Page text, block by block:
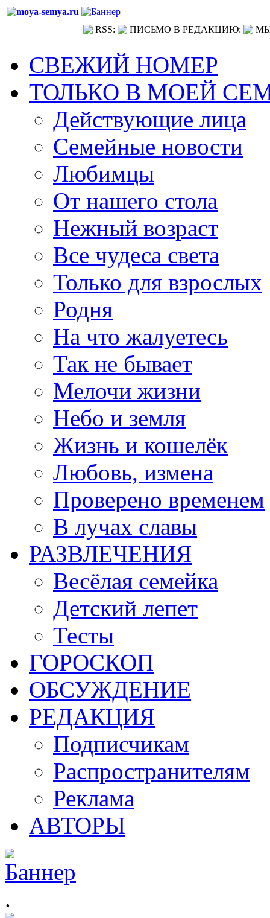
RSS: ПИСЬМО В РЕДАКЦИЮ:
СВЕЖИЙ НОМЕР
ТОЛЬКО В МОЕЙ
Действующие лица
Семейные новости
Любимцы
От нашего стола
Нежный возраст
Все чудеса света
Только для взрослых
Родня
На что жалуетесь
Так не бывает
Мелочи жизни
Небо и земля
Жизнь и кошелёк
Любовь, измена
Проверено временем
В лучах славы
РАЗВЛЕЧЕНИЯ
Весёлая семейка
Детский лепет
Тесты
ГОРОСКОП
ОБСУЖДЕНИЕ
РЕДАКЦИЯ
Подписчикам
Распространителям
Реклама
АВТОРЫ
.